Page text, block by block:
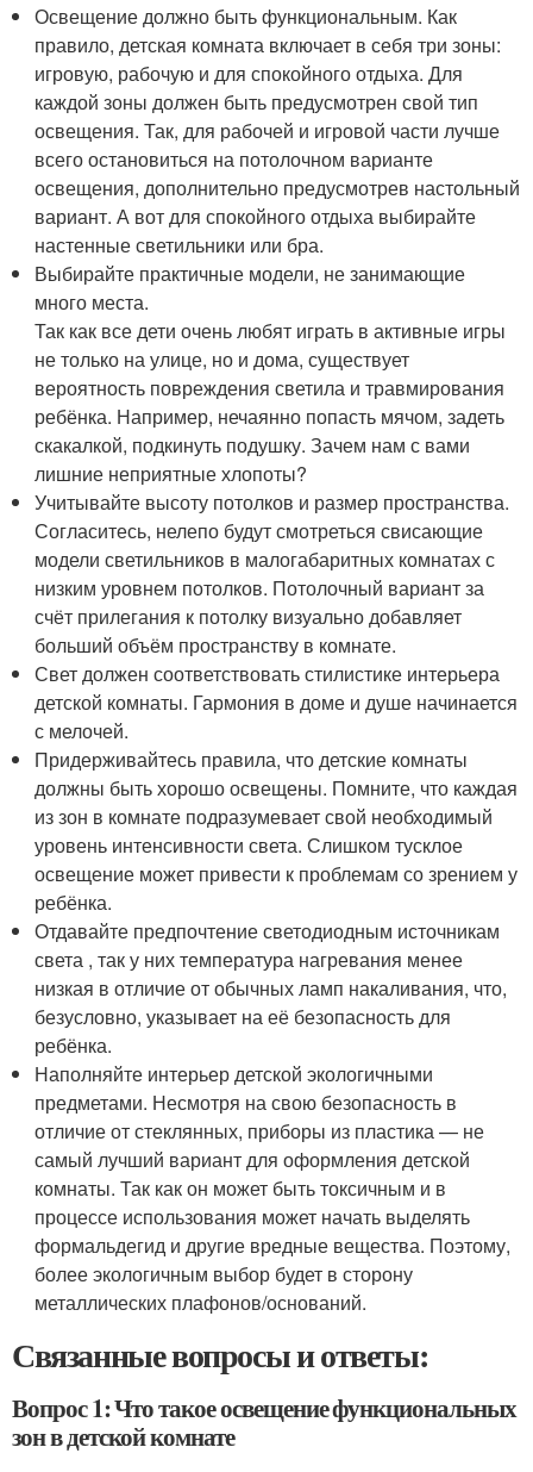
Освещение должно быть функциональным. Как
правило, детская комната включает в себя три зоны:
игровую, рабочую и для спокойного отдыха. Для
каждой зоны должен быть предусмотрен свой тип
освещения. Так, для рабочей и игровой части лучше
всего остановиться на потолочном варианте
освещения, дополнительно предусмотрев настольный
вариант. А вот для спокойного отдыха выбирайте
настенные светильники или бра.
Выбирайте практичные модели, не занимающие
много места.
Так как все дети очень любят играть в активные игры
не только на улице, но и дома, существует
вероятность повреждения светила и травмирования
ребёнка. Например, нечаянно попасть мячом, задеть
скакалкой, подкинуть подушку. Зачем нам с вами
лишние неприятные хлопоты?
Учитывайте высоту потолков и размер пространства.
Согласитесь, нелепо будут смотреться свисающие
модели светильников в малогабаритных комнатах с
низким уровнем потолков. Потолочный вариант за
счёт прилегания к потолку визуально добавляет
больший объём пространству в комнате.
Свет должен соответствовать стилистике интерьера
детской комнаты. Гармония в доме и душе начинается
с мелочей.
Придерживайтесь правила, что детские комнаты
должны быть хорошо освещены. Помните, что каждая
из зон в комнате подразумевает свой необходимый
уровень интенсивности света. Слишком тусклое
освещение может привести к проблемам со зрением у
ребёнка.
Отдавайте предпочтение светодиодным источникам
света , так у них температура нагревания менее
низкая в отличие от обычных ламп накаливания, что,
безусловно, указывает на её безопасность для
ребёнка.
Наполняйте интерьер детской экологичными
предметами. Несмотря на свою безопасность в
отличие от стеклянных, приборы из пластика — не
самый лучший вариант для оформления детской
комнаты. Так как он может быть токсичным и в
процессе использования может начать выделять
формальдегид и другие вредные вещества. Поэтому,
более экологичным выбор будет в сторону
металлических плафонов/оснований.
Связанные вопросы и ответы:
Вопрос 1: Что такое освещение функциональных
зон в детской комнате